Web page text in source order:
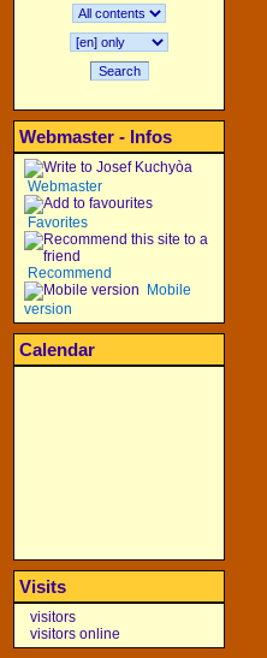
Search
Webmaster - Infos
Webmaster
Favorites
Recommend
Mobile
version
Calendar
Visits
visitors
visitors online